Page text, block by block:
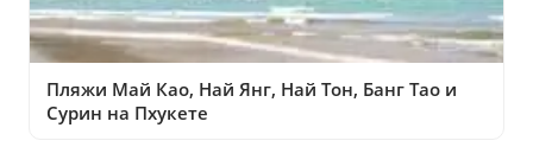
Пляжи Май Као, Най Янг, Най Тон, Банг Тао и
Сурин на Пхукете